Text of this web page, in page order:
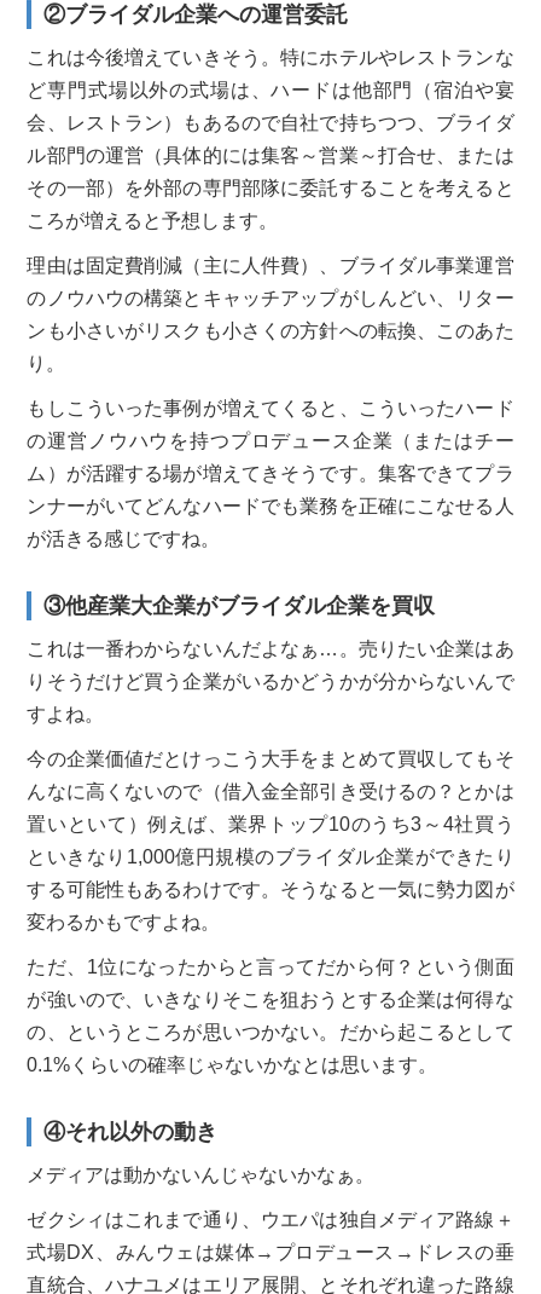
②ブライダル企業への運営委託
これは今後増えていきそう。特にホテルやレストランな
ど専門式場以外の式場は、ハードは他部門（宿泊や宴
会、レストラン）もあるので自社で持ちつつ、ブライダ
ル部門の運営（具体的には集客～営業～打合せ、または
その一部）を外部の専門部隊に委託することを考えると
ころが増えると予想します。
理由は固定費削減（主に人件費）、ブライダル事業運営
のノウハウの構築とキャッチアップがしんどい、リター
ンも小さいがリスクも小さくの方針への転換、このあた
り。
もしこういった事例が増えてくると、こういったハード
の運営ノウハウを持つプロデュース企業（またはチー
ム）が活躍する場が増えてきそうです。集客できてプラ
ンナーがいてどんなハードでも業務を正確にこなせる人
が活きる感じですね。
③他産業大企業がブライダル企業を買収
これは一番わからないんだよなぁ…。売りたい企業はあ
りそうだけど買う企業がいるかどうかが分からないんで
すよね。
今の企業価値だとけっこう大手をまとめて買収してもそ
んなに高くないので（借入金全部引き受けるの？とかは
置いといて）例えば、業界トップ10のうち3～4社買う
といきなり1,000億円規模のブライダル企業ができたり
する可能性もあるわけです。そうなると一気に勢力図が
変わるかもですよね。
ただ、1位になったからと言ってだから何？という側面
が強いので、いきなりそこを狙おうとする企業は何得な
の、というところが思いつかない。だから起こるとして
0.1%くらいの確率じゃないかなとは思います。
④それ以外の動き
メディアは動かないんじゃないかなぁ。
ゼクシィはこれまで通り、ウエパは独自メディア路線＋
式場DX、みんウェは媒体→プロデュース→ドレスの垂
直統合、ハナユメはエリア展開、とそれぞれ違った路線